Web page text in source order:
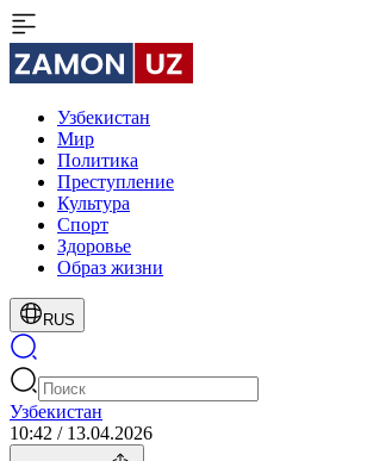
Узбекистан
Мир
Политика
Преступление
Культура
Спорт
Здоровье
Образ жизни
RUS
Узбекистан
10:42 / 13.04.2026